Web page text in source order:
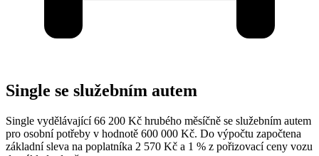
Single se služebním autem
Single vydělávající 66 200 Kč hrubého měsíčně se služebním autem
pro osobní potřeby v hodnotě 600 000 Kč. Do výpočtu započtena
základní sleva na poplatníka 2 570 Kč a 1 % z pořizovací ceny vozu